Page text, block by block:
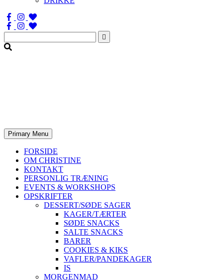
Søg
efter:
Primary Menu
FORSIDE
OM CHRISTINE
KONTAKT
PERSONLIG TRÆNING
EVENTS & WORKSHOPS
OPSKRIFTER
DESSERT/SØDE SAGER
KAGER/TÆRTER
SØDE SNACKS
SALTE SNACKS
BARER
COOKIES & KIKS
VAFLER/PANDEKAGER
IS
MORGENMAD